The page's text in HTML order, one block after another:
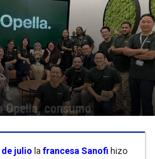
Opella, consumo
de julio la francesa Sanofi hizo